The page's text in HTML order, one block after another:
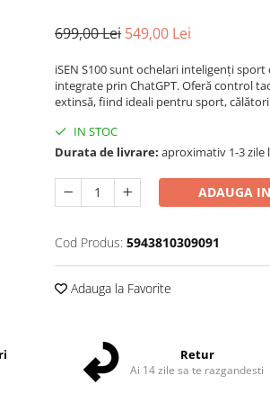
699,00 Lei 549,00 Lei
iSEN S100 sunt ochelari inteligenți
integrate prin ChatGPT. Oferă control
extinsă, fiind ideali pentru sport,
IN STOC
Durata de livrare: aproximativ 1-3 zile
ADAUGA
Cod Produs: 5943810309091
Adauga la Favorite
Retur
Ai 14 zile sa te razgandesti